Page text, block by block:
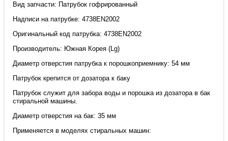
Вид запчасти: Патрубок гофрированный
Надписи на патрубке: 4738EN2002
Оригинальный код патрубка: 4738EN2002
Производитель: Южная Корея (Lg)
Диаметр отверстия патрубка к порошкоприемнику: 54 мм
Патрубок крепится от дозатора к баку
Патрубок служит для забора воды и порошка из дозатора в бак
стиральной машины.
Диаметр отверстия на бак: 35 мм
Применяется в моделях стиральных машин: